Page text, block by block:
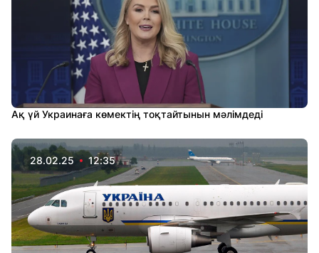
Ақ үй Украинаға көмектің тоқтайтынын мәлімдеді
28.02.25 12:35